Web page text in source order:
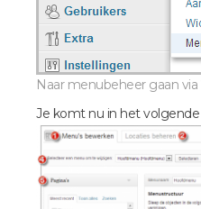
Naar menubeheer gaan via
Je komt nu in het